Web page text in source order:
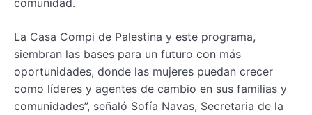
La Casa Compi de Palestina y este programa,
siembran las bases para un futuro con más
oportunidades, donde las mujeres puedan crecer
como líderes y agentes de cambio en sus familias y
comunidades”, señaló Sofía Navas, Secretaria de la